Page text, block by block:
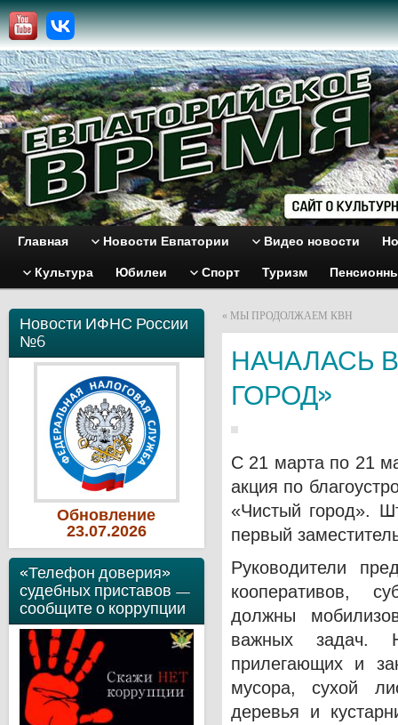
Главная Новости Евпатории Видео новости
Культура Юбилеи Спорт Туризм
Новости ИФНС России
№6
Обновление
23.07.2026
«Телефон доверия»
судебных приставов —
сообщите о коррупции
« МЫ ПРОДОЛЖАЕМ КВН
НАЧАЛАСЬ
ГОРОД»
С 21 марта по 21
акция по
«Чистый город».
первый
Руководители
кооперативов,
должны
важных задач.
прилегающих и
мусора, сухой
деревья и